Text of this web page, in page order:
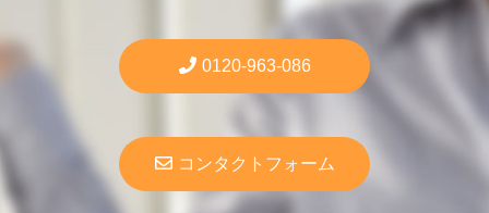
0120-963-086
コンタクトフォーム